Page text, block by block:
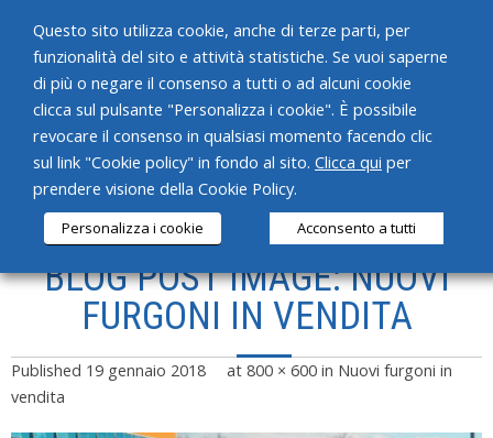
HOME
CHI SIAMO
SERVIZI
PRODOTTI
CONTATTI
BLOG POST IMAGE: NUOVI
FURGONI IN VENDITA
Published 19 gennaio 2018 at 800 × 600 in Nuovi furgoni in
vendita
Questo sito utilizza cookie, anche di terze parti, per
funzionalità del sito e attività statistiche. Se vuoi saperne
di più o negare il consenso a tutti o ad alcuni cookie
clicca sul pulsante "Personalizza i cookie". È possibile
revocare il consenso in qualsiasi momento facendo clic
sul link "Cookie policy" in fondo al sito. Clicca qui per
prendere visione della Cookie Policy.
Personalizza i cookie Acconsento a tutti